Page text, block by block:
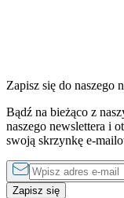
2 sypialnie
od200 złdo650 zł
Zapisz się do naszego
Bądź na bieżąco z
naszego newslettera i
swoją skrzynkę e-
Zapisz się